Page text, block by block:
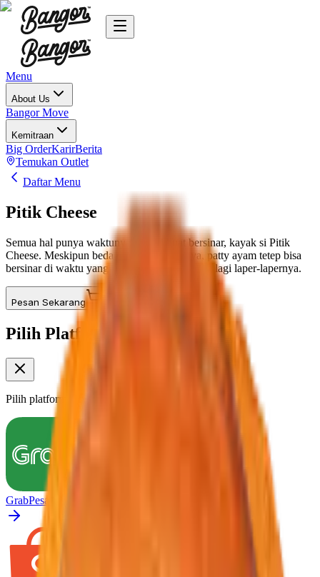
Menu
About Us
Bangor Move
Kemitraan
Big OrderKarirBerita
Temukan Outlet
Daftar Menu
Pitik Cheese
Semua hal punya waktunya sendiri buat bersinar, kayak si Pitik
Cheese. Meskipun beda dari burger lainnya, patty ayam tetep bisa
bersinar di waktu yang tepat. Misal, pas kamu lagi laper-lapernya.
Pesan Sekarang
Pilih Platform Pesan
Pilih platform untuk memesan produk ini
GrabPesan melalui GrabFood